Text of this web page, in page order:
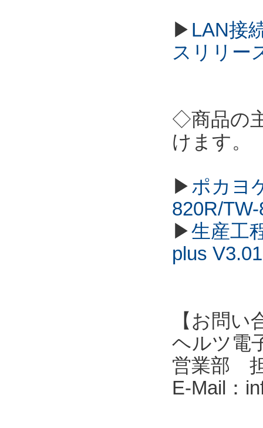
▶ LAN接
スリリー
◇商品の
けます。
▶ポカヨ
820R/
▶生産工
plus V3.01
【お問い
ヘルツ電
営業部
E-Mail：